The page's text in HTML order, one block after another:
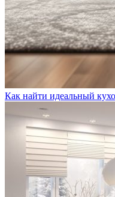
Как найти идеальный